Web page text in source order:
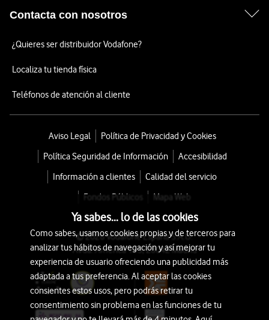
Contacta con nosotros
¿Quieres ser distribuidor Vodafone?
Localiza tu tienda física
Teléfonos de atención al cliente
Aviso Legal
Política de Privacidad y Cookies
Política Seguridad de Información
Accesibilidad
Información a clientes
Calidad del servicio
Fondos Públicos
Mapa Web
© 2026 Vodafone España S.A.U.
Avda. América 115, 28042 Madrid
Ya sabes... lo de las cookies
Como sabes, usamos cookies propias y de terceros para
analizar tus hábitos de navegación y así mejorar tu
experiencia de usuario ofreciendo una publicidad más
adaptada a tus preferencia. Al aceptar las cookies
consientes estos usos, pero podrás retirar tu
consentimiento sin problema en las funciones de tu